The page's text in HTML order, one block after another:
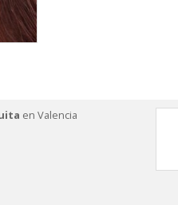
en Valencia